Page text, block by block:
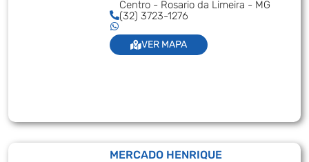
Centro - Rosario da Limeira - MG
(32) 3723-1276
VER MAPA
MERCADO HENRIQUE